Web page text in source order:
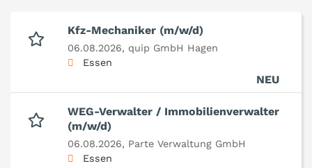
Kfz-Mechaniker (m/w/d)
06.08.2026, quip GmbH Hagen
Essen
NEU
WEG-Verwalter / Immobilienverwalter
(m/w/d)
06.08.2026, Parte Verwaltung GmbH
Essen